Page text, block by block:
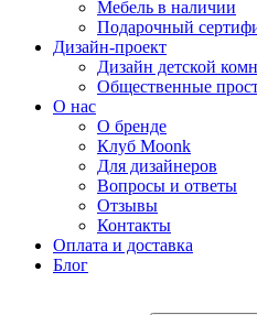
Мебель в наличии
Подарочный
Дизайн-проект
Дизайн детской
Общественные
О нас
О бренде
Клуб Moonk
Для дизайнеров
Вопросы и ответы
Отзывы
Контакты
Оплата и доставка
Блог